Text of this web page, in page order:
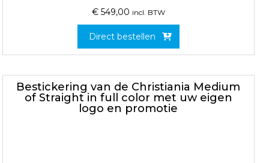
€ 549,00 incl. BTW
Direct bestellen
Bestickering van de Christiania Medium
of Straight in full color met uw eigen
logo en promotie